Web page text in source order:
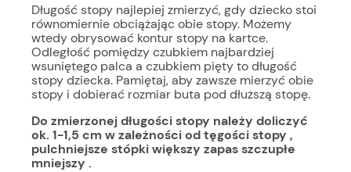
Długość stopy najlepiej zmierzyć, gdy dziecko stoi
równomiernie obciążając obie stopy. Możemy
wtedy obrysować kontur stopy na kartce.
Odległość pomiędzy czubkiem najbardziej
wsuniętego palca a czubkiem pięty to długość
stopy dziecka. Pamiętaj, aby zawsze mierzyć obie
stopy i dobierać rozmiar buta pod dłuższą stopę.
Do zmierzonej długości stopy należy doliczyć
ok. 1-1,5 cm w zależności od tęgości stopy ,
pulchniejsze stópki większy zapas szczupłe
mniejszy .